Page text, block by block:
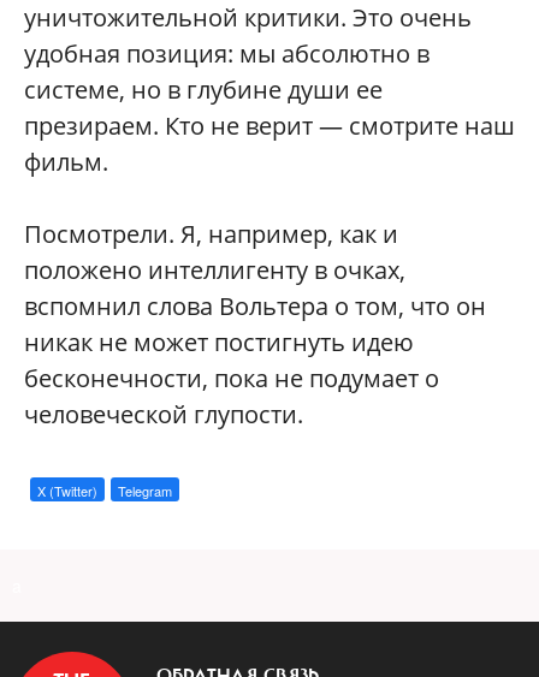
уничтожительной критики. Это очень
удобная позиция: мы абсолютно в
системе, но в глубине души ее
презираем. Кто не верит — смотрите наш
фильм.
Посмотрели. Я, например, как и
положено интеллигенту в очках,
вспомнил слова Вольтера о том, что он
никак не может постигнуть идею
бесконечности, пока не подумает о
человеческой глупости.
X (Twitter) Telegram